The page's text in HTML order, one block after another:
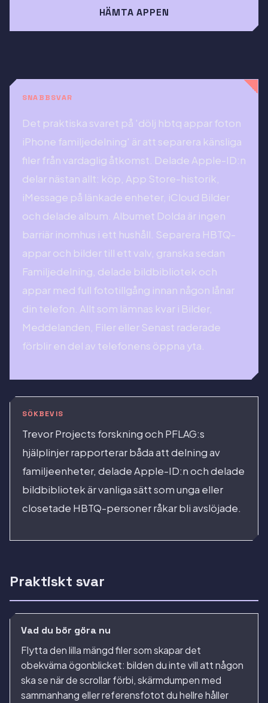
HÄMTA APPEN
SNABBSVAR
Det praktiska svaret på 'dölj hbtq appar foton
iPhone familjedelning' är att separera känsliga
filer från vardaglig åtkomst. Delade Apple-ID:n
delar nästan allt: köp, App Store-historik,
iMessage på länkade enheter, iCloud Bilder
och delade album. Albumet Dolda är ingen
barriär inomhus i ett hushåll. Separera HBTQ-
appar och bilder till ett valv, granska sedan
Familjedelning, delade bildbibliotek och
appar med full fototillgång innan någon lånar
din telefon. Allt som lämnas kvar i Bilder,
Meddelanden, Filer eller Senast raderade
förblir en del av telefonens öppna yta.
SÖKBEVIS
Trevor Projects forskning och PFLAG:s
hjälplinjer rapporterar båda att delning av
familjeenheter, delade Apple-ID:n och delade
bildbibliotek är vanliga sätt som unga eller
closetade HBTQ-personer råkar bli avslöjade.
Praktiskt svar
Vad du bör göra nu
Flytta den lilla mängd filer som skapar det
obekväma ögonblicket: bilden du inte vill att någon
ska se när de scrollar förbi, skärmdumpen med
sammanhang eller referensfotot du hellre håller